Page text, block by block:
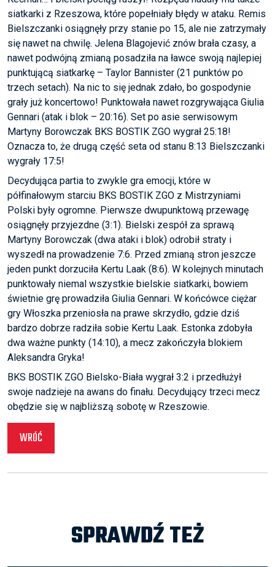
siatkarki z Rzeszowa, które popełniały błędy w ataku. Remis
Bielszczanki osiągnęły przy stanie po 15, ale nie zatrzymały
się nawet na chwilę. Jelena Blagojević znów brała czasy, a
nawet podwójną zmianą posadziła na ławce swoją najlepiej
punktującą siatkarkę – Taylor Bannister (21 punktów po
trzech setach). Na nic to się jednak zdało, bo gospodynie
grały już koncertowo! Punktowała nawet rozgrywająca Giulia
Gennari (atak i blok – 20:16). Set po asie serwisowym
Martyny Borowczak BKS BOSTIK ZGO wygrał 25:18!
Oznacza to, że drugą część seta od stanu 8:13 Bielszczanki
wygrały 17:5!
Decydująca partia to zwykle gra emocji, które w
półfinałowym starciu BKS BOSTIK ZGO z Mistrzyniami
Polski były ogromne. Pierwsze dwupunktową przewagę
osiągnęły przyjezdne (3:1). Bielski zespół za sprawą
Martyny Borowczak (dwa ataki i blok) odrobił straty i
wyszedł na prowadzenie 7:6. Przed zmianą stron jeszcze
jeden punkt dorzuciła Kertu Laak (8:6). W kolejnych minutach
punktowały niemal wszystkie bielskie siatkarki, bowiem
świetnie grę prowadziła Giulia Gennari. W końcówce ciężar
gry Włoszka przeniosła na prawe skrzydło, gdzie dziś
bardzo dobrze radziła sobie Kertu Laak. Estonka zdobyła
dwa ważne punkty (14:10), a mecz zakończyła blokiem
Aleksandra Gryka!
BKS BOSTIK ZGO Bielsko-Biała wygrał 3:2 i przedłużył
swoje nadzieje na awans do finału. Decydujący trzeci mecz
obędzie się w najbliższą sobotę w Rzeszowie.
WRÓĆ
SPRAWDŹ TEŻ